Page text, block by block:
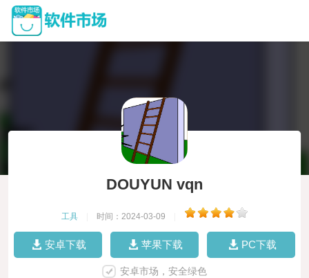
DOUYUN vqn
工具 时间：2024-03-09
安卓下载 苹果下载 PC下载
安卓市场，安全绿色